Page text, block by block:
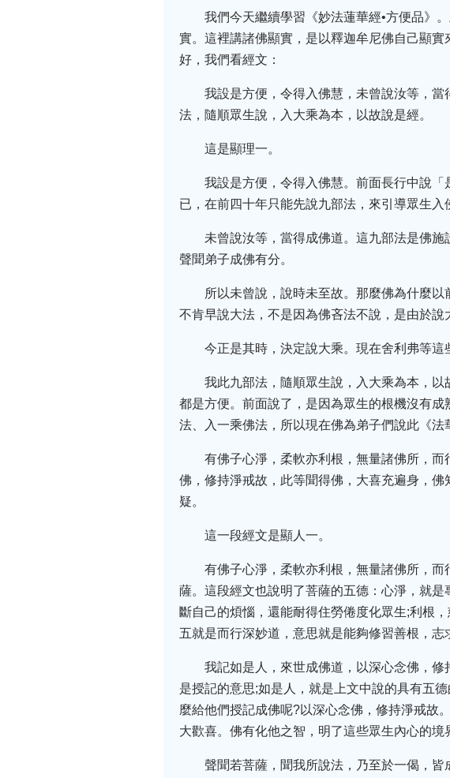
我們今天繼續學習《妙法蓮華經•方便品》
實。這裡講諸佛顯實，是以釋迦牟尼佛自己顯
好，我們看經文：
我設是方便，令得入佛慧，未曾說汝等，
法，隨順眾生說，入大乘為本，以故說是經。
這是顯理一。
我設是方便，令得入佛慧。前面長行中說
已，在前四十年只能先說九部法，來引導眾生入
未曾說汝等，當得成佛道。這九部法是佛
聲聞弟子成佛有分。
所以未曾說，說時未至故。那麼佛為什麼
不肯早說大法，不是因為佛吝法不說，是由於說
今正是其時，決定說大乘。現在舍利弗等這
我此九部法，隨順眾生說，入大乘為本，
都是方便。前面說了，是因為眾生的根機沒有
法、入一乘佛法，所以現在佛為弟子們說此《
有佛子心淨，柔軟亦利根，無量諸佛所，
佛，修持淨戒故，此等聞得佛，大喜充遍身，
疑。
這一段經文是顯人一。
有佛子心淨，柔軟亦利根，無量諸佛所，
薩。這段經文也說明了菩薩的五德：心淨，就
斷自己的煩惱，還能耐得住勞倦度化眾生;利根
五就是而行深妙道，意思就是能夠修習善根，志
我記如是人，來世成佛道，以深心念佛，
是授記的意思;如是人，就是上文中說的具有五
麼給他們授記成佛呢?以深心念佛，修持淨戒故
大歡喜。佛有化他之智，明了這些眾生內心的
聲聞若菩薩，聞我所說法，乃至於一偈，